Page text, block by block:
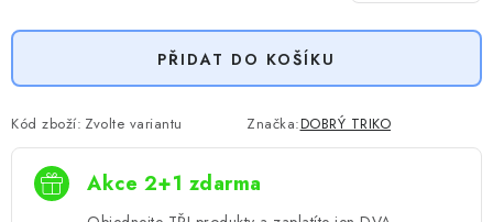
PŘIDAT DO KOŠÍKU
Kód zboží: Zvolte variantu Značka:DOBRÝ TRIKO
Akce 2+1 zdarma